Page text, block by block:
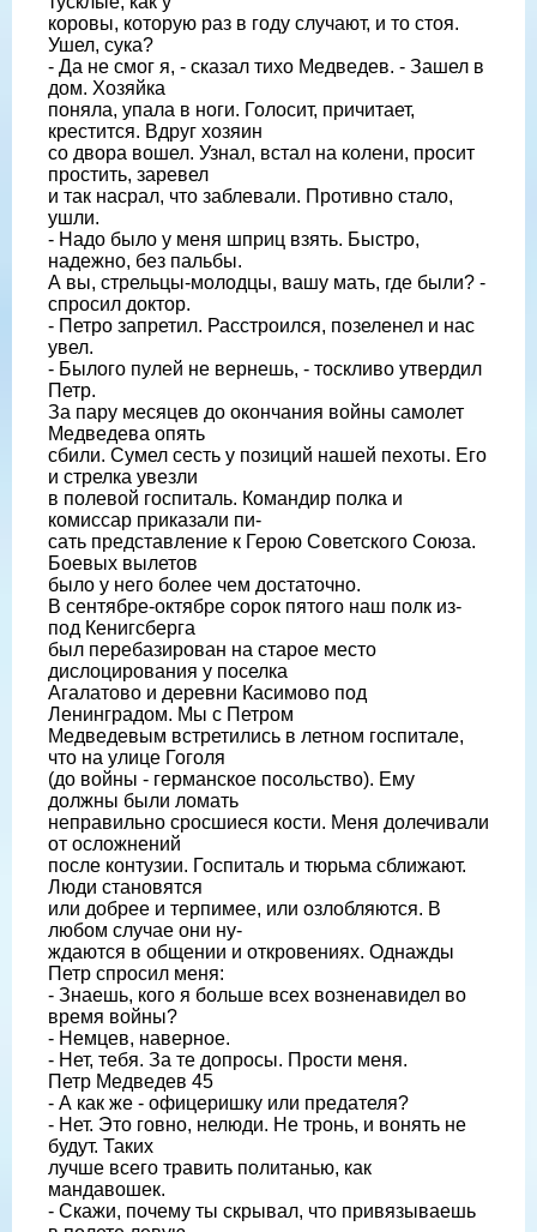
коровы, которую раз в году случают, и то стоя.
Ушел, сука?
- Да не смог я, - сказал тихо Медведев. - Зашел в
дом. Хозяйка
поняла, упала в ноги. Голосит, причитает,
крестится. Вдруг хозяин
со двора вошел. Узнал, встал на колени, просит
простить, заревел
и так насрал, что заблевали. Противно стало,
ушли.
- Надо было у меня шприц взять. Быстро,
надежно, без пальбы.
А вы, стрельцы-молодцы, вашу мать, где были? -
спросил доктор.
- Петро запретил. Расстроился, позеленел и нас
увел.
- Былого пулей не вернешь, - тоскливо утвердил
Петр.
За пару месяцев до окончания войны самолет
Медведева опять
сбили. Сумел сесть у позиций нашей пехоты. Его
и стрелка увезли
в полевой госпиталь. Командир полка и
комиссар приказали пи-
сать представление к Герою Советского Союза.
Боевых вылетов
было у него более чем достаточно.
В сентябре-октябре сорок пятого наш полк из-
под Кенигсберга
был перебазирован на старое место
дислоцирования у поселка
Агалатово и деревни Касимово под
Ленинградом. Мы с Петром
Медведевым встретились в летном госпитале,
что на улице Гоголя
(до войны - германское посольство). Ему
должны были ломать
неправильно сросшиеся кости. Меня долечивали
от осложнений
после контузии. Госпиталь и тюрьма сближают.
Люди становятся
или добрее и терпимее, или озлобляются. В
любом случае они ну-
ждаются в общении и откровениях. Однажды
Петр спросил меня:
- Знаешь, кого я больше всех возненавидел во
время войны?
- Немцев, наверное.
- Нет, тебя. За те допросы. Прости меня.
Петр Медведев 45
- А как же - офицеришку или предателя?
- Нет. Это говно, нелюди. Не тронь, и вонять не
будут. Таких
лучше всего травить политанью, как
мандавошек.
- Скажи, почему ты скрывал, что привязываешь